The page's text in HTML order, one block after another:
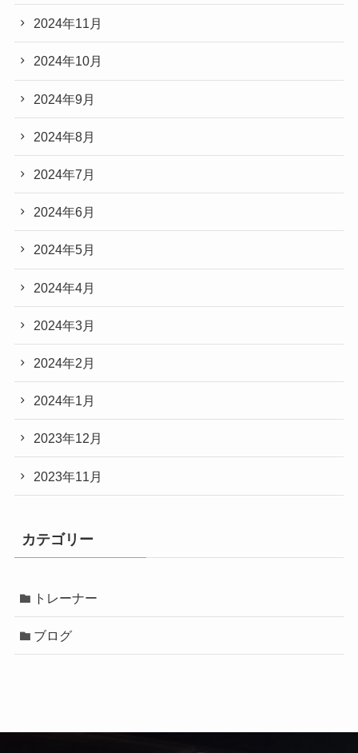
2024年11月
2024年10月
2024年9月
2024年8月
2024年7月
2024年6月
2024年5月
2024年4月
2024年3月
2024年2月
2024年1月
2023年12月
2023年11月
カテゴリー
トレーナー
ブログ